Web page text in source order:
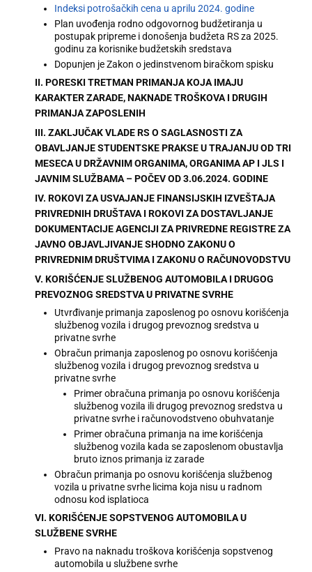
Indeksi potrošačkih cena u aprilu 2024. godine
Plan uvođenja rodno odgovornog budžetiranja u
postupak pripreme i donošenja budžeta RS za 2025.
godinu za korisnike budžetskih sredstava
Dopunjen je Zakon o jedinstvenom biračkom spisku
II. PORESKI TRETMAN PRIMANJA KOJA IMAJU
KARAKTER ZARADE, NAKNADE TROŠKOVA I DRUGIH
PRIMANJA ZAPOSLENIH
III. ZAKLJUČAK VLADE RS O SAGLASNOSTI ZA
OBAVLJANJE STUDENTSKE PRAKSE U TRAJANJU OD TRI
MESECA U DRŽAVNIM ORGANIMA, ORGANIMA AP I JLS I
JAVNIM SLUŽBAMA – POČEV OD 3.06.2024. GODINE
IV. ROKOVI ZA USVAJANJE FINANSIJSKIH IZVEŠTAJA
PRIVREDNIH DRUŠTAVA I ROKOVI ZA DOSTAVLJANJE
DOKUMENTACIJE AGENCIJI ZA PRIVREDNE REGISTRE ZA
JAVNO OBJAVLJIVANJE SHODNO ZAKONU O
PRIVREDNIM DRUŠTVIMA I ZAKONU O RAČUNOVODSTVU
V. KORIŠĆENJE SLUŽBENOG AUTOMOBILA I DRUGOG
PREVOZNOG SREDSTVA U PRIVATNE SVRHE
Utvrđivanje primanja zaposlenog po osnovu korišćenja
službenog vozila i drugog prevoznog sredstva u
privatne svrhe
Obračun primanja zaposlenog po osnovu korišćenja
službenog vozila i drugog prevoznog sredstva u
privatne svrhe
Primer obračuna primanja po osnovu korišćenja
službenog vozila ili drugog prevoznog sredstva u
privatne svrhe i računovodstveno obuhvatanje
Primer obračuna primanja na ime korišćenja
službenog vozila kada se zaposlenom obustavlja
bruto iznos primanja iz zarade
Obračun primanja po osnovu korišćenja službenog
vozila u privatne svrhe licima koja nisu u radnom
odnosu kod isplatioca
VI. KORIŠĆENJE SOPSTVENOG AUTOMOBILA U
SLUŽBENE SVRHE
Pravo na naknadu troškova korišćenja sopstvenog
automobila u službene svrhe